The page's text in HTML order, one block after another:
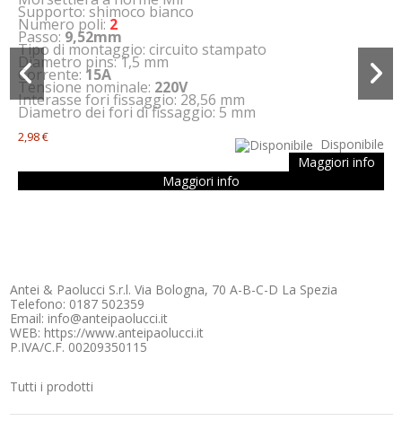
Supporto: shimoco bianco
Numero poli: 2
Passo: 9,52mm
Tipo di montaggio: circuito stampato
Diametro pins: 1,5 mm
Corrente: 15A
Tensione nominale: 220V
Interasse fori fissaggio: 28,56 mm
Diametro dei fori di fissaggio: 5 mm
2,98 €
Disponibile
Maggiori info
Maggiori info
Antei & Paolucci S.r.l. Via Bologna, 70 A-B-C-D La Spezia
Telefono: 0187 502359
Email: info@anteipaolucci.it
WEB: https://www.anteipaolucci.it
P.IVA/C.F. 00209350115
Tutti i prodotti